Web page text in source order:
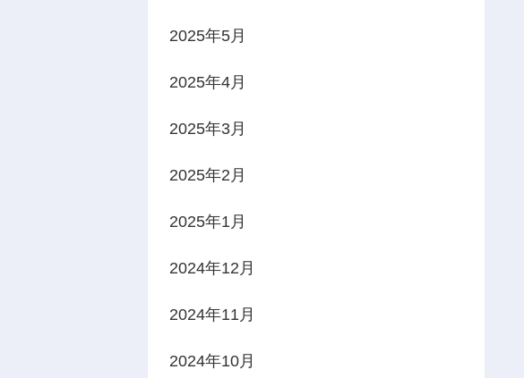
2025年5月
2025年4月
2025年3月
2025年2月
2025年1月
2024年12月
2024年11月
2024年10月